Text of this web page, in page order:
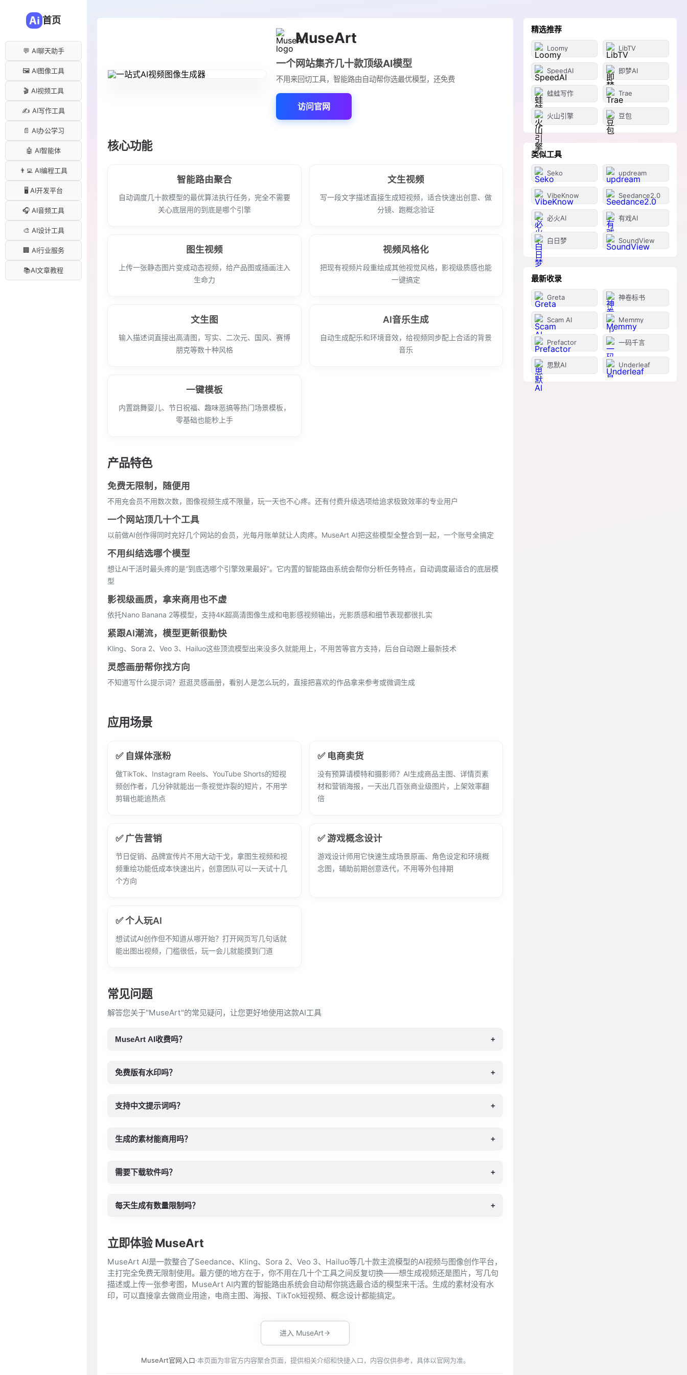
首页
💬 AI聊天助手
🖼️ AI图像工具
🎬 AI视频工具
✍️ AI写作工具
📄 AI办公学习
🤖 AI智能体
👨‍💻 AI编程工具
🖥️ AI开发平台
🎧 AI音频工具
🎨 AI设计工具
🏢 AI行业服务
📚AI文章教程
MuseArt
一个网站集齐几十款顶级AI模型
不用来回切工具，智能路由自动帮你选最优模型，还免费
访问官网
核心功能
智能路由聚合
自动调度几十款模型的最优算法执行任务，完全不需要
关心底层用的到底是哪个引擎
文生视频
写一段文字描述直接生成短视频，适合快速出创意、做
分镜、跑概念验证
图生视频
上传一张静态图片变成动态视频，给产品图或插画注入
生命力
视频风格化
把现有视频片段重绘成其他视觉风格，影视级质感也能
一键搞定
文生图
输入描述词直接出高清图，写实、二次元、国风、赛博
朋克等数十种风格
AI音乐生成
自动生成配乐和环境音效，给视频同步配上合适的背景
音乐
一键模板
内置跳舞婴儿、节日祝福、趣味恶搞等热门场景模板，
零基础也能秒上手
产品特色
免费无限制，随便用
不用充会员不用数次数，图像视频生成不限量，玩一天也不心疼。还有付费升级选项给追求极致效率的专业用户
一个网站顶几十个工具
以前做AI创作得同时充好几个网站的会员，光每月账单就让人肉疼。MuseArt AI把这些模型全整合到一起，一个账号全搞定
不用纠结选哪个模型
想让AI干活时最头疼的是“到底选哪个引擎效果最好”。它内置的智能路由系统会帮你分析任务特点，自动调度最适合的底层模
型
影视级画质，拿来商用也不虚
依托Nano Banana 2等模型，支持4K超高清图像生成和电影感视频输出，光影质感和细节表现都很扎实
紧跟AI潮流，模型更新很勤快
Kling、Sora 2、Veo 3、Hailuo这些顶流模型出来没多久就能用上，不用苦等官方支持，后台自动跟上最新技术
灵感画册帮你找方向
不知道写什么提示词？逛逛灵感画册，看别人是怎么玩的，直接把喜欢的作品拿来参考或微调生成
应用场景
✅ 自媒体涨粉
做TikTok、Instagram Reels、YouTube Shorts的短视
频创作者，几分钟就能出一条视觉炸裂的短片，不用学
剪辑也能追热点
✅ 电商卖货
没有预算请模特和摄影师？AI生成商品主图、详情页素
材和营销海报，一天出几百张商业级图片，上架效率翻
倍
✅ 广告营销
节日促销、品牌宣传片不用大动干戈，拿图生视频和视
频重绘功能低成本快速出片，创意团队可以一天试十几
个方向
✅ 游戏概念设计
游戏设计师用它快速生成场景原画、角色设定和环境概
念图，辅助前期创意迭代，不用等外包排期
✅ 个人玩AI
想试试AI创作但不知道从哪开始？打开网页写几句话就
能出图出视频，门槛很低，玩一会儿就能摸到门道
常见问题
解答您关于"MuseArt"的常见疑问，让您更好地使用这款AI工具
MuseArt AI收费吗？ +
免费版有水印吗？ +
支持中文提示词吗？ +
生成的素材能商用吗？ +
需要下载软件吗？ +
每天生成有数量限制吗？ +
立即体验 MuseArt
MuseArt AI是一款整合了Seedance、Kling、Sora 2、Veo 3、Hailuo等几十款主流模型的AI视频与图像创作平台，
主打完全免费无限制使用。最方便的地方在于，你不用在几十个工具之间反复切换——想生成视频还是图片，写几句
描述或上传一张参考图，MuseArt AI内置的智能路由系统会自动帮你挑选最合适的模型来干活。生成的素材没有水
印，可以直接拿去做商业用途，电商主图、海报、TikTok短视频、概念设计都能搞定。
进入 MuseArt
MuseArt官网入口·本页面为非官方内容聚合页面，提供相关介绍和快捷入口，内容仅供参考，具体以官网为准。
精选推荐
Loomy LibTV
SpeedAI 即梦AI
蛙蛙写作 Trae
火山引擎 豆包
类似工具
Seko updream
VibeKnow Seedance2.0
必火AI 有戏AI
白日梦 SoundView
最新收录
Greta 神卷标书
Scam AI Memmy
Prefactor 一码千言
思默AI Underleaf